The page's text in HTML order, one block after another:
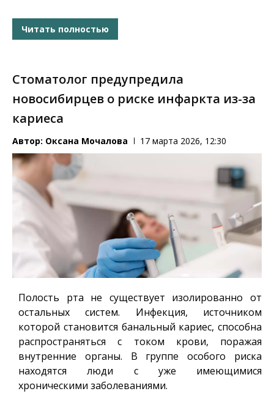
Читать полностью
Стоматолог предупредила
новосибирцев о риске инфаркта из-за
кариеса
Автор: Оксана Мочалова 17 марта 2026, 12:30
Полость рта не существует изолированно от
остальных систем. Инфекция, источником
которой становится банальный кариес, способна
распространяться с током крови, поражая
внутренние органы. В группе особого риска
находятся люди с уже имеющимися
хроническими заболеваниями.